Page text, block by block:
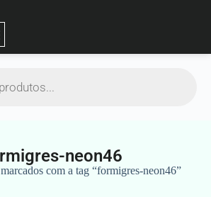
neon46
com a tag “formigres-neon46”